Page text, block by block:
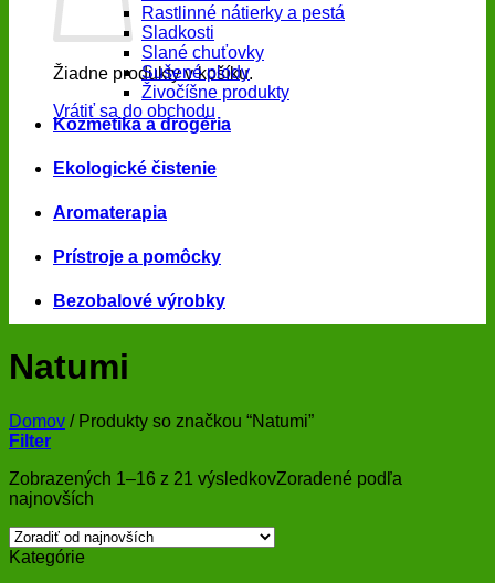
Žiadne produkty v košíku.
Vrátiť sa do obchodu
Rastlinné nátierky a pestá
Sladkosti
Slané chuťovky
Sušené plody
Živočíšne produkty
Kozmetika a drogéria
Ekologické čistenie
Aromaterapia
Prístroje a pomôcky
Bezobalové výrobky
Natumi
Domov /Produkty so značkou “Natumi”
Filter
Zobrazených 1–16 z 21 výsledkovZoradené podľa
najnovších
Kategórie